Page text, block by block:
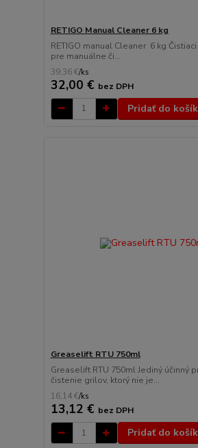
RETIGO Manual Cleaner 6 kg
RETIGO manual Cleaner 6 kg
pre manuálne či...
39,36 €/ks
32,00 € bez DPH
Pridať do
Greaselift RTU 750ml
Greaselift RTU 750ml Jediný účinný
čistenie grilov, ktorý nie je...
16,14 €/ks
13,12 € bez DPH
Pridať do